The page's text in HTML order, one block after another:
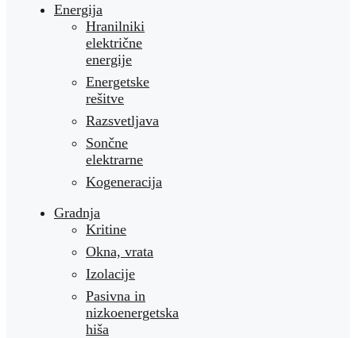
Energija
Hranilniki
električne
energije
Energetske
rešitve
Razsvetljava
Sončne
elektrarne
Kogeneracija
Gradnja
Kritine
Okna, vrata
Izolacije
Pasivna in
nizkoenergetska
hiša